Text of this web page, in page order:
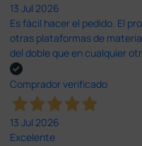
13 Jul 2026
Es fácil hacer el pedido. El
otras plataformas de
del doble que en cualquier
Comprador verificado
13 Jul 2026
Excelente